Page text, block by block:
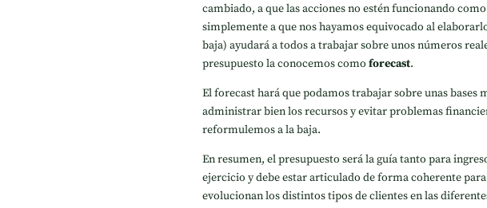
cambiado, a que las acciones no estén funcionando
simplemente a que nos hayamos equivocado al
baja) ayudará a todos a trabajar sobre unos números
presupuesto la conocemos comoforecast.
El forecast hará que podamos trabajar sobre unas bases
administrar bien los recursos y evitar problemas
reformulemos a la baja.
En resumen, el presupuesto será la guía tanto para
ejercicio y debe estar articulado de forma coherente
evolucionan los distintos tipos de clientes en las